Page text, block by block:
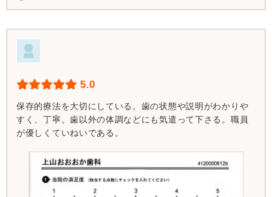
5.0
保存的療法を大切にしている。歯の状態や説明がわかりや
すく、丁寧。歯以外の体調などにも気遣って下さる。職員
が優しくていねいである。